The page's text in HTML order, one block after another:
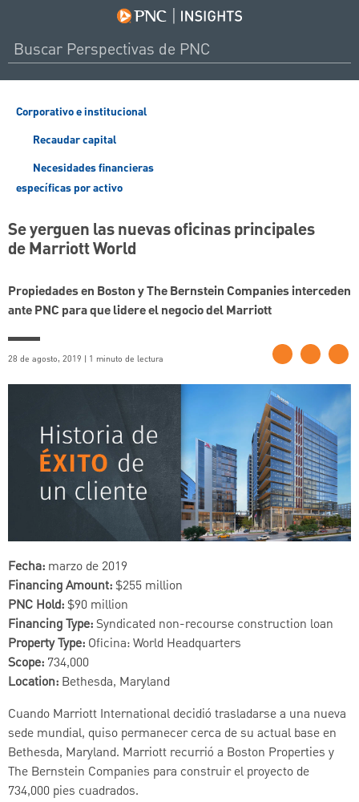
Corporativo e institucional
Recaudar capital
Necesidades financieras
específicas por activo
Se yerguen las nuevas oficinas principales
de Marriott World
Propiedades en Boston y The Bernstein Companies interceden
ante PNC para que lidere el negocio del Marriott
28 de agosto, 2019 | 1 minuto de lectura
Fecha: marzo de 2019
Financing Amount:$255 million
PNC Hold:$90 million
Financing Type:Syndicated non-recourse construction loan
Property Type: Oficina: World Headquarters
Scope: 734,000
Location: Bethesda, Maryland
Cuando Marriott International decidió trasladarse a una nueva
sede mundial, quiso permanecer cerca de su actual base en
Bethesda, Maryland. Marriott recurrió a Boston Properties y
The Bernstein Companies para construir el proyecto de
734,000 pies cuadrados.